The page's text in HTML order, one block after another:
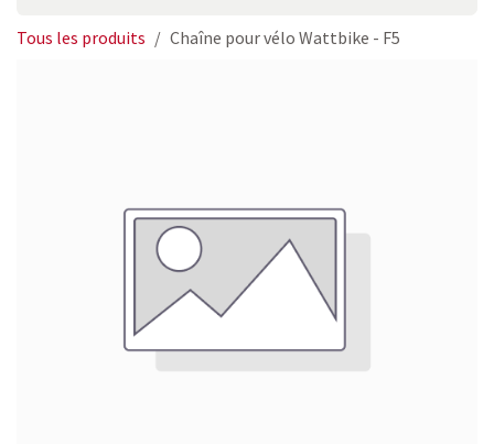
Tous les produits Chaîne pour vélo Wattbike - F5